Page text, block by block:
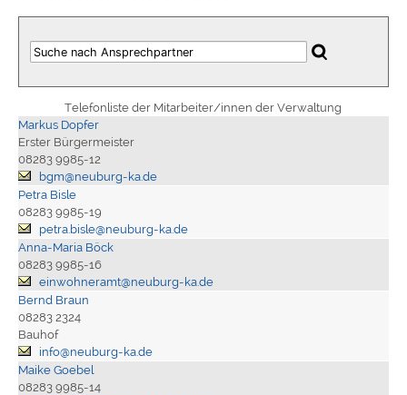
Telefonliste der Mitarbeiter/innen der Verwaltung
Markus Dopfer
Erster Bürgermeister
08283 9985-12
bgm@neuburg-ka.de
Petra Bisle
08283 9985-19
petra.bisle@neuburg-ka.de
Anna-Maria Böck
08283 9985-16
einwohneramt@neuburg-ka.de
Bernd Braun
08283 2324
Bauhof
info@neuburg-ka.de
Maike Goebel
08283 9985-14